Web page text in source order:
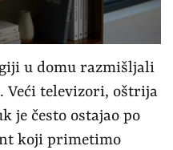
u domu razmišljali
Veći televizori, oštrija
je često ostajao po
koji primetimo